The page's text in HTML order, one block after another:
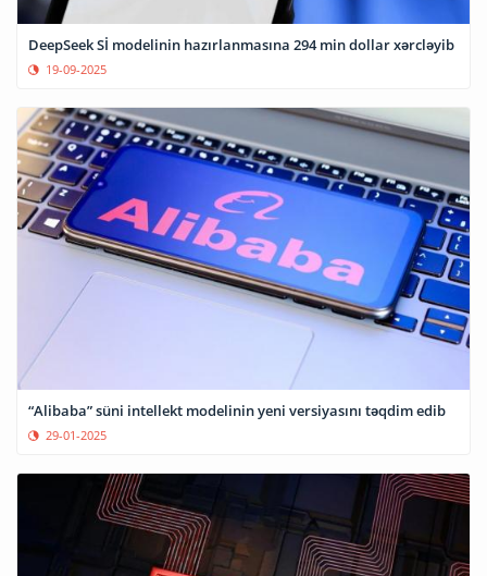
DeepSeek Sİ modelinin hazırlanmasına 294 min dollar xərcləyib
19-09-2025
“Alibaba” süni intellekt modelinin yeni versiyasını təqdim edib
29-01-2025